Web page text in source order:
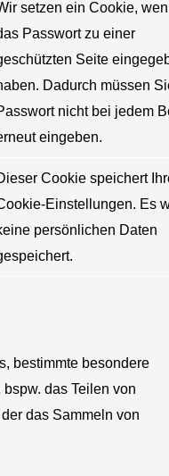
setzen ein Cookie,
Passwort zu einer
Seite
Dadurch müssen
nicht bei jedem
eingeben.
Cookie speichert
Einstellungen. Es
persönlichen Daten
bestimmte besondere
das Teilen von
das Sammeln von